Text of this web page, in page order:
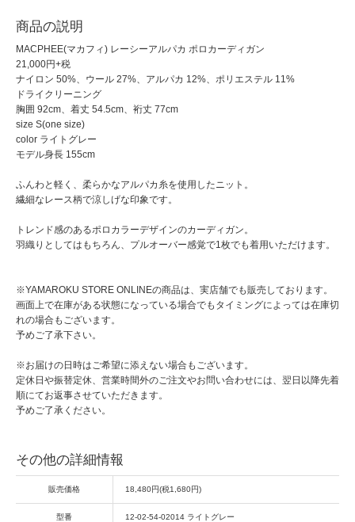
商品の説明
MACPHEE(マカフィ) レーシーアルパカ ポロカーディガン
21,000円+税
ナイロン 50%、ウール 27%、アルパカ 12%、ポリエステル 11%
ドライクリーニング
胸囲 92cm、着丈 54.5cm、裄丈 77cm
size S(one size)
color ライトグレー
モデル身長 155cm
ふんわと軽く、柔らかなアルパカ糸を使用したニット。
繊細なレース柄で涼しげな印象です。
トレンド感のあるポロカラーデザインのカーディガン。
羽織りとしてはもちろん、プルオーバー感覚で1枚でも着用いただけます。
※YAMAROKU STORE ONLINEの商品は、実店舗でも販売しております。
画面上で在庫がある状態になっている場合でもタイミングによっては在庫切
れの場合もございます。
予めご了承下さい。
※お届けの日時はご希望に添えない場合もございます。
定休日や振替定休、営業時間外のご注文やお問い合わせには、翌日以降先着
順にてお返事させていただきます。
予めご了承ください。
その他の詳細情報
販売価格 18,480円(税1,680円)
型番 12-02-54-02014 ライトグレー